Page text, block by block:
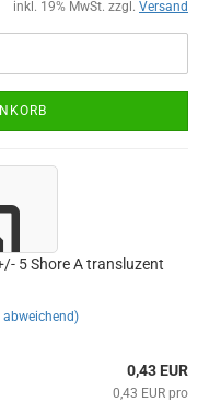
inkl. 19% MwSt. zzgl. Versand
5 Shore A transluzent
0,43 EUR
0,43 EUR pro